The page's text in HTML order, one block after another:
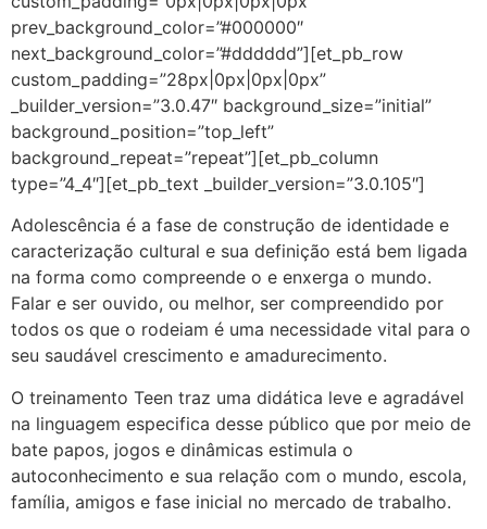
prev_background_color=”#000000″
next_background_color=”#dddddd”][et_pb_row
custom_padding=”28px|0px|0px|0px”
_builder_version=”3.0.47″ background_size=”initial”
background_position=”top_left”
background_repeat=”repeat”][et_pb_column
type=”4_4″][et_pb_text _builder_version=”3.0.105″]
Adolescência é a fase de construção de identidade e
caracterização cultural e sua definição está bem ligada
na forma como compreende o e enxerga o mundo.
Falar e ser ouvido, ou melhor, ser compreendido por
todos os que o rodeiam é uma necessidade vital para o
seu saudável crescimento e amadurecimento.
O treinamento Teen traz uma didática leve e agradável
na linguagem especifica desse público que por meio de
bate papos, jogos e dinâmicas estimula o
autoconhecimento e sua relação com o mundo, escola,
família, amigos e fase inicial no mercado de trabalho.